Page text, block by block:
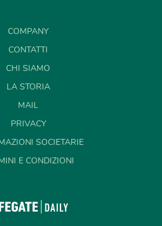
COMPANY
CONTATTI
CHI SIAMO
LA STORIA
MAIL
PRIVACY
SOCIETARIE
E CONDIZIONI